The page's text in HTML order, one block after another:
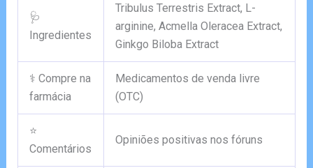
🩺
Ingredientes
Tribulus Terrestris Extract, L-
arginine, Acmella Oleracea Extract,
Ginkgo Biloba Extract
⚕️ Compre na
farmácia
Medicamentos de venda livre
(OTC)
⭐
Comentários
Opiniões positivas nos fóruns